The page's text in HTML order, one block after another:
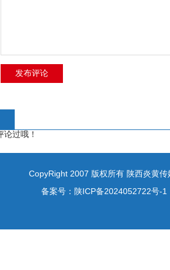
过哦！
CopyRight 2007 版权所有 陕西炎黄传
备案号： 陕ICP备2024052722号-1